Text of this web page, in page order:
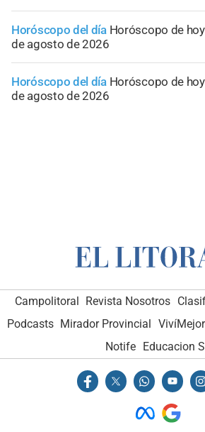
Horóscopo del día Horóscopo de
de agosto de 2026
Horóscopo del día Horóscopo de
de agosto de 2026
Campolitoral Revista Nosotros
Podcasts Mirador Provincial
Notife
Educacion